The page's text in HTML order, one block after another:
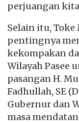
perjuangan
Selain itu,
pentingnya
kekompakan
Wilayah Pasee
pasangan H.
Fadhullah, SE
Gubernur dan
masa